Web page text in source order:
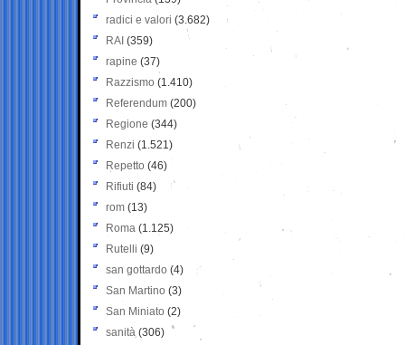
radici e valori (3.682)
RAI (359)
rapine (37)
Razzismo (1.410)
Referendum (200)
Regione (344)
Renzi (1.521)
Repetto (46)
Rifiuti (84)
rom (13)
Roma (1.125)
Rutelli (9)
san gottardo (4)
San Martino (3)
San Miniato (2)
sanità (306)